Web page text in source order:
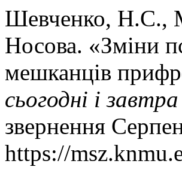
Шевченко, Н.С.,
Носова. «Зміни
мешканців
сьогодні і завтра
звернення
https://